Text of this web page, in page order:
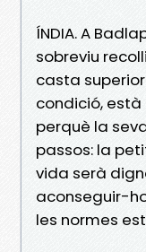
ÍNDIA. A
sobreviu
casta
condició,
perquè la
passos: la
vida serà
aconseguir-
les normes